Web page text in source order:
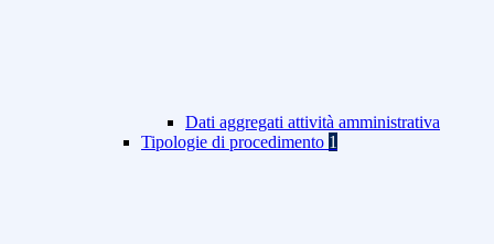
Dati aggregati attività amministrativa
Tipologie di procedimento 1